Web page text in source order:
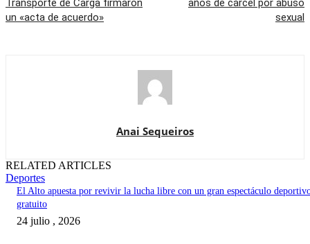
Transporte de Carga firmaron
un «acta de acuerdo»
años de cárcel por abuso
sexual
Anai Sequeiros
RELATED ARTICLES
Deportes
El Alto apuesta por revivir la lucha libre con un gran espectáculo
gratuito
24 julio , 2026